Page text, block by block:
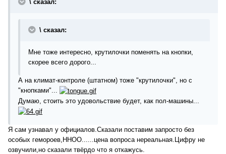
\ сказал:
\ сказал:
Мне тоже интересно, крутилочки поменять на кнопки,
скорее всего дорого...
А на климат-контроле (штатном) тоже "крутилочки", но с
"кнопками"...
Думаю, стоить это удовольствие будет, как пол-машины...
Я сам узнавал у официалов.Сказали поставим запросто без
особых гемороев,ННОО......цена вопроса нереальная.Цифру не
озвучили,но сказали твёрдо что я откажусь.